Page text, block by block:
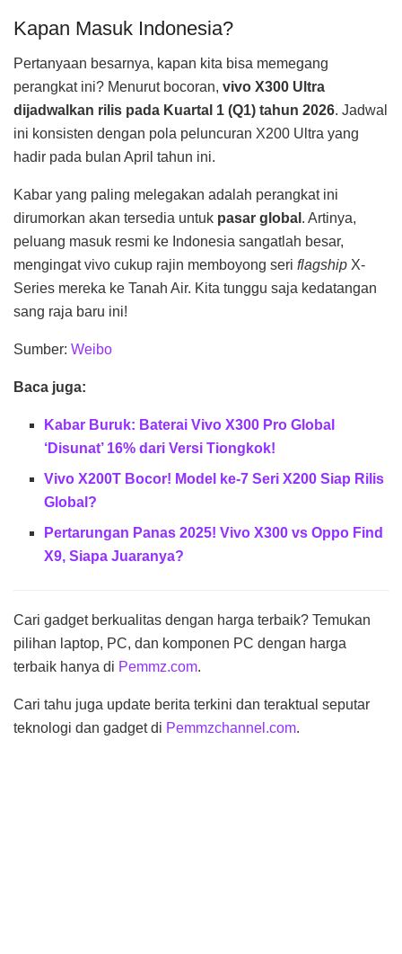
Kapan Masuk Indonesia?
Pertanyaan besarnya, kapan kita bisa memegang
perangkat ini? Menurut bocoran, vivo X300 Ultra
dijadwalkan rilis pada Kuartal 1 (Q1) tahun 2026. Jadwal
ini konsisten dengan pola peluncuran X200 Ultra yang
hadir pada bulan April tahun ini.
Kabar yang paling melegakan adalah perangkat ini
dirumorkan akan tersedia untuk pasar global . Artinya,
peluang masuk resmi ke Indonesia sangatlah besar,
mengingat vivo cukup rajin memboyong seri flagship X-
Series mereka ke Tanah Air. Kita tunggu saja kedatangan
sang raja baru ini!
Sumber: Weibo
Baca juga:
Kabar Buruk: Baterai Vivo X300 Pro Global
‘Disunat’ 16% dari Versi Tiongkok!
Vivo X200T Bocor! Model ke-7 Seri X200 Siap Rilis
Global?
Pertarungan Panas 2025! Vivo X300 vs Oppo Find
X9, Siapa Juaranya?
Cari gadget berkualitas dengan harga terbaik? Temukan
pilihan laptop, PC, dan komponen PC dengan harga
terbaik hanya di Pemmz.com.
Cari tahu juga update berita terkini dan teraktual seputar
teknologi dan gadget di Pemmzchannel.com.